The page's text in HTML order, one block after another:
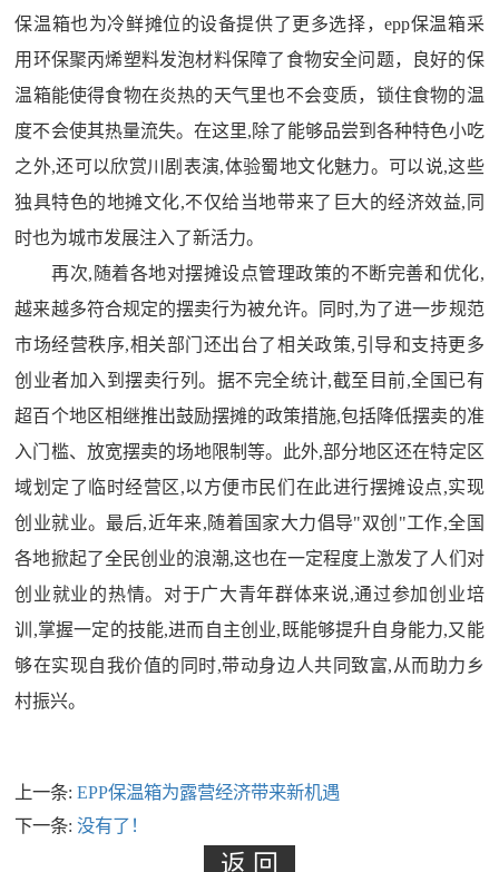
保温箱也为冷鲜摊位的设备提供了更多选择，epp保温箱采
用环保聚丙烯塑料发泡材料保障了食物安全问题，良好的保
温箱能使得食物在炎热的天气里也不会变质，锁住食物的温
度不会使其热量流失。在这里,除了能够品尝到各种特色小吃
之外,还可以欣赏川剧表演,体验蜀地文化魅力。可以说,这些
独具特色的地摊文化,不仅给当地带来了巨大的经济效益,同
时也为城市发展注入了新活力。
再次,随着各地对摆摊设点管理政策的不断完善和优化,
越来越多符合规定的摆卖行为被允许。同时,为了进一步规范
市场经营秩序,相关部门还出台了相关政策,引导和支持更多
创业者加入到摆卖行列。据不完全统计,截至目前,全国已有
超百个地区相继推出鼓励摆摊的政策措施,包括降低摆卖的准
入门槛、放宽摆卖的场地限制等。此外,部分地区还在特定区
域划定了临时经营区,以方便市民们在此进行摆摊设点,实现
创业就业。最后,近年来,随着国家大力倡导"双创"工作,全国
各地掀起了全民创业的浪潮,这也在一定程度上激发了人们对
创业就业的热情。对于广大青年群体来说,通过参加创业培
训,掌握一定的技能,进而自主创业,既能够提升自身能力,又能
够在实现自我价值的同时,带动身边人共同致富,从而助力乡
村振兴。
上一条:EPP保温箱为露营经济带来新机遇
下一条:没有了！